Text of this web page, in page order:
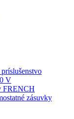
V
FRENCH
zásuvky